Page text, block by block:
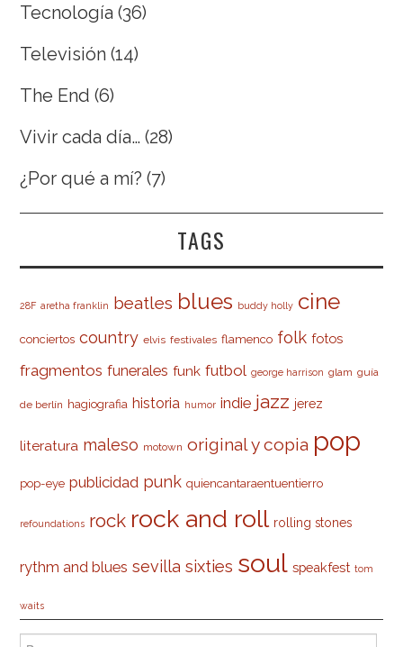
Tecnología (36)
Televisión (14)
The End (6)
Vivir cada día… (28)
¿Por qué a mí? (7)
TAGS
28F aretha franklin beatles blues buddy holly cine
conciertos country elvis festivales flamenco folk fotos
fragmentos funerales funk futbol george harrison glam guía
de berlín hagiografia historia humor indie jazz jerez
literatura maleso motown original y copia pop
pop-eye publicidad punk quiencantaraentuentierro
refoundations rock rock and roll rolling stones
rythm and blues sevilla sixties soul speakfest tom
waits
Buscar: